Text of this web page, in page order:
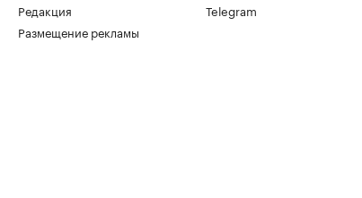
Редакция
Размещение рекламы
Telegram